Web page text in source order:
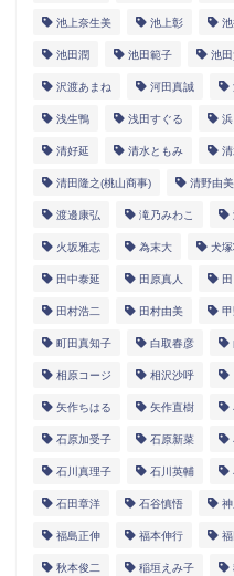
池上奈生美 池上彰
池田潤 池田範子 池
沢渡あまね 河田真誠
浅生鴨 浅田すぐる
清好延 清水ともみ
清田隆之(桃山商事) 清野由美
渡邊康弘 滝乃みわこ
火坂雅志 為末大 犬
田中泰延 田原真人
田村浩二 田村由美
町田真知子 白取春彦
相原コージ 相沢沙呼
矢作ちはる 矢作直樹
石原加受子 石原新菜
石川真理子 石川英輔
石田章洋 石谷慎悟
福島正伸 福本伸行
秋本俊二 稲垣えみ子